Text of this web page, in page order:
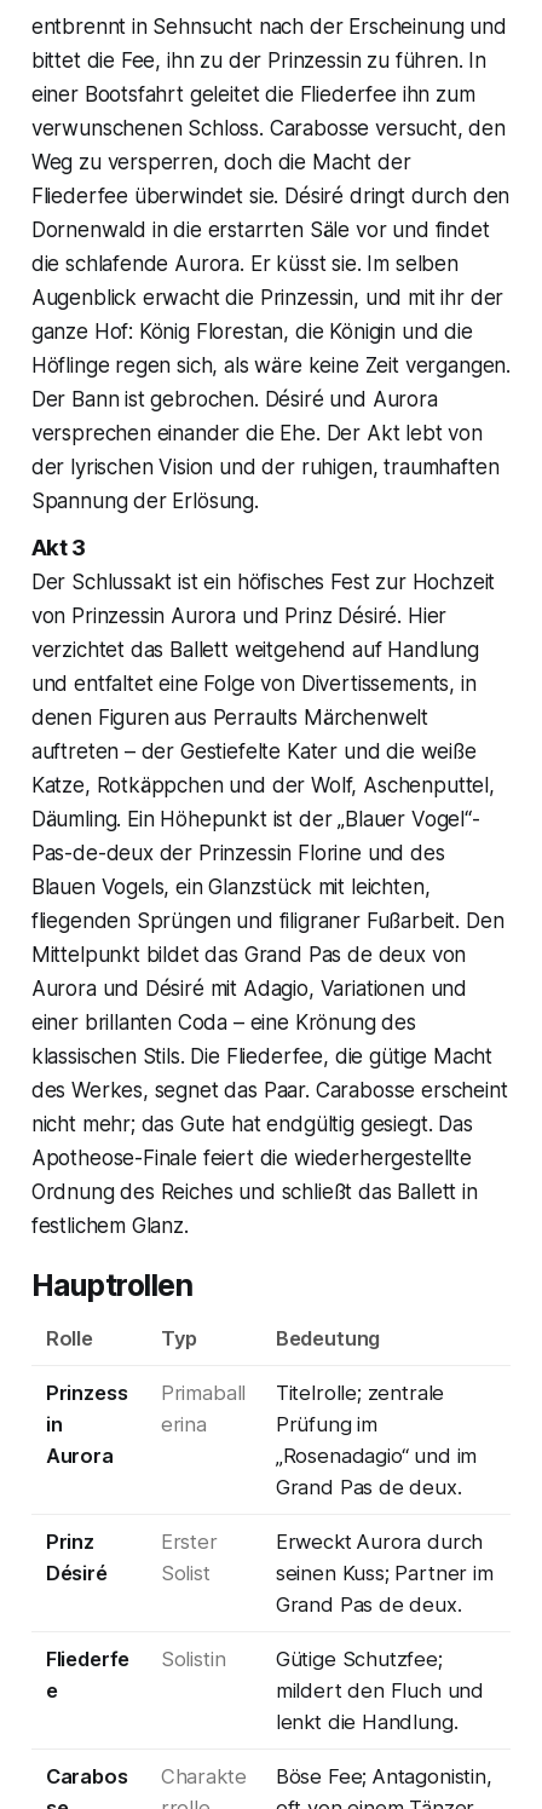
entbrennt in Sehnsucht nach der Erscheinung und
bittet die Fee, ihn zu der Prinzessin zu führen. In
einer Bootsfahrt geleitet die Fliederfee ihn zum
verwunschenen Schloss. Carabosse versucht, den
Weg zu versperren, doch die Macht der
Fliederfee überwindet sie. Désiré dringt durch den
Dornenwald in die erstarrten Säle vor und findet
die schlafende Aurora. Er küsst sie. Im selben
Augenblick erwacht die Prinzessin, und mit ihr der
ganze Hof: König Florestan, die Königin und die
Höflinge regen sich, als wäre keine Zeit vergangen.
Der Bann ist gebrochen. Désiré und Aurora
versprechen einander die Ehe. Der Akt lebt von
der lyrischen Vision und der ruhigen, traumhaften
Spannung der Erlösung.
Akt 3
Der Schlussakt ist ein höfisches Fest zur Hochzeit
von Prinzessin Aurora und Prinz Désiré. Hier
verzichtet das Ballett weitgehend auf Handlung
und entfaltet eine Folge von Divertissements, in
denen Figuren aus Perraults Märchenwelt
auftreten – der Gestiefelte Kater und die weiße
Katze, Rotkäppchen und der Wolf, Aschenputtel,
Däumling. Ein Höhepunkt ist der „Blauer Vogel“-
Pas-de-deux der Prinzessin Florine und des
Blauen Vogels, ein Glanzstück mit leichten,
fliegenden Sprüngen und filigraner Fußarbeit. Den
Mittelpunkt bildet das Grand Pas de deux von
Aurora und Désiré mit Adagio, Variationen und
einer brillanten Coda – eine Krönung des
klassischen Stils. Die Fliederfee, die gütige Macht
des Werkes, segnet das Paar. Carabosse erscheint
nicht mehr; das Gute hat endgültig gesiegt. Das
Apotheose-Finale feiert die wiederhergestellte
Ordnung des Reiches und schließt das Ballett in
festlichem Glanz.
Hauptrollen
Rolle Typ Bedeutung
Prinzess
in
Aurora
Primaball
erina
Titelrolle; zentrale
Prüfung im
„Rosenadagio“ und im
Grand Pas de deux.
Prinz
Désiré
Erster
Solist
Erweckt Aurora durch
seinen Kuss; Partner im
Grand Pas de deux.
Fliederfe
e
Solistin
Gütige Schutzfee;
mildert den Fluch und
lenkt die Handlung.
Carabos
Charakte
Böse Fee; Antagonistin,